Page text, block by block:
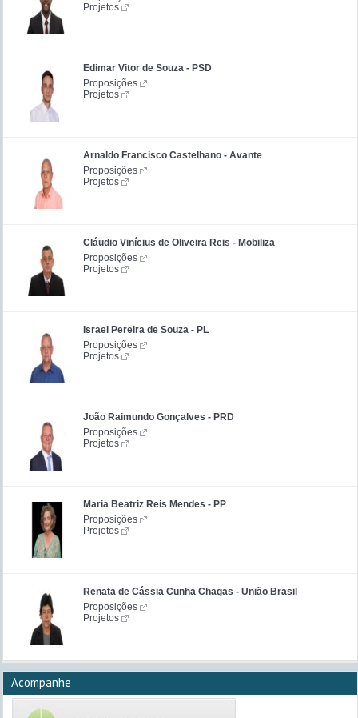
Projetos
Edimar Vitor de Souza - PSD
Proposições
Projetos
Arnaldo Francisco Castelhano - Avante
Proposições
Projetos
Cláudio Vinícius de Oliveira Reis - Mobiliza
Proposições
Projetos
Israel Pereira de Souza - PL
Proposições
Projetos
João Raimundo Gonçalves - PRD
Proposições
Projetos
Maria Beatriz Reis Mendes - PP
Proposições
Projetos
Renata de Cássia Cunha Chagas - União Brasil
Proposições
Projetos
Acompanhe